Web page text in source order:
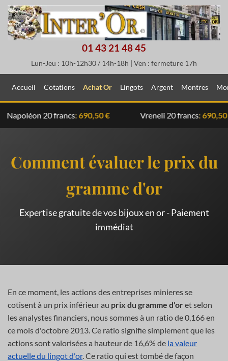
01 43 21 48 45
Lun-Jeu : 10h-12h30 / 14h-18h | Ven : fermeture 17h
Accueil Cotations Achat Or Lingots Argent Montres
20 francs:690,50 € Vreneli 20 francs:690,50 €
Comment évaluer le prix du
gramme d'or
Expertise gratuite de vos bijoux en or - Paiement
immédiat
En ce moment, les actions des entreprises minieres se
cotisent à un prix inférieur au prix du gramme d'oret selon
les analystes financiers, nous sommes à un ratio de 0,166 en
ce mois d'octobre 2013. Ce ratio signifie simplement que les
actions sont valorisées a hauteur de 16,6% de la valeur
actuelle du lingot d'or. Ce ratio qui est tombé de façon